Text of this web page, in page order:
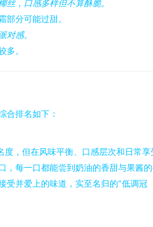
，口感多样但不算酥脆。
部分可能过甜。
对感。
多。
合排名如下：
度，但在风味平衡、口感层次和日常享
，每一口都能尝到奶油的香甜与果酱
受并爱上的味道，实至名归的“低调冠